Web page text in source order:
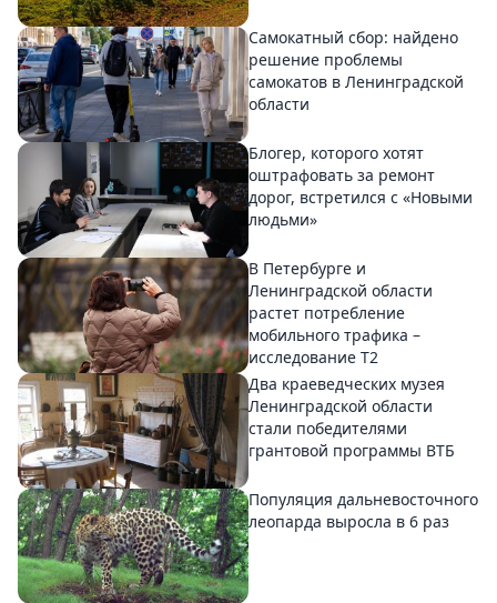
Самокатный сбор: найдено
решение проблемы
самокатов в Ленинградской
области
Блогер, которого хотят
оштрафовать за ремонт
дорог, встретился с «Новыми
людьми»
В Петербурге и
Ленинградской области
растет потребление
мобильного трафика –
исследование T2
Два краеведческих музея
Ленинградской области
стали победителями
грантовой программы ВТБ
Популяция дальневосточного
леопарда выросла в 6 раз